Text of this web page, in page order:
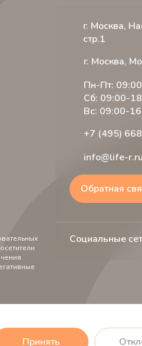
Принять
г. Москва,
стр.1
г. Москва,
Пн-Пт:
Сб: 09:00-
Вс: 09:00-
+7 (495)
info@life-r.ru
Обратная
Социальные